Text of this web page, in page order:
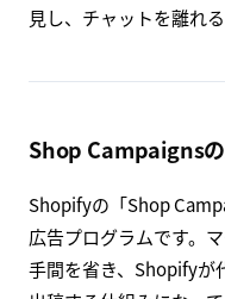
見し、チャットを離れ
Shop Campaigns
Shopifyの「Shop
広告プログラムです。
手間を省き、Shopifyが